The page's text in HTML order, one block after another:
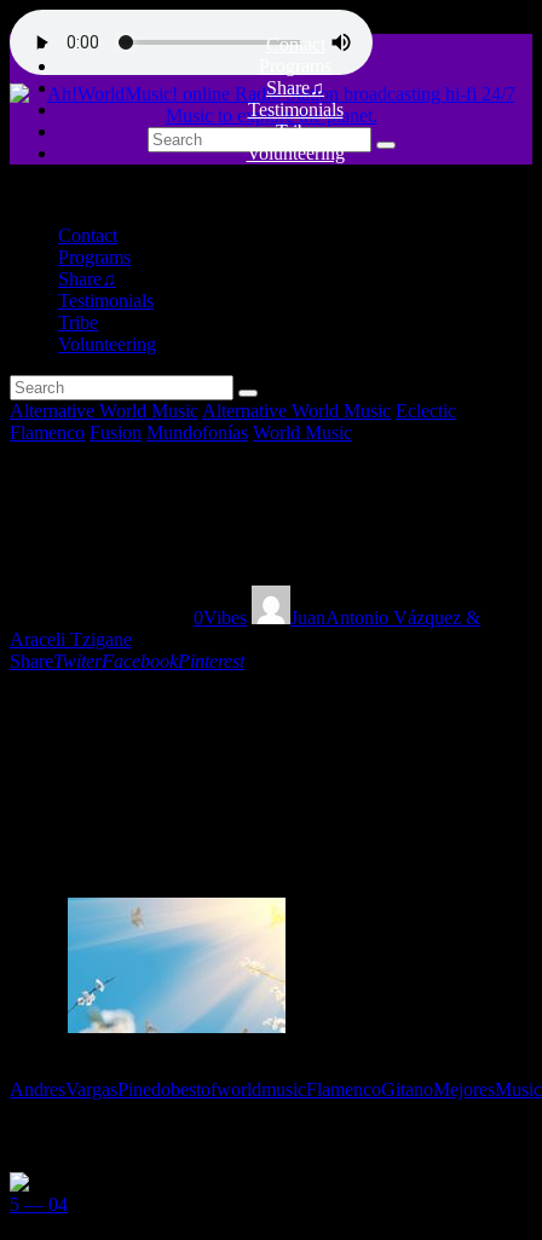
Contact
Share♫
Testimonials
Tribe
Volunteering
Contact
Programs
Share♫
Testimonials
Tribe
Volunteering
Alternative World Music Alternative World Music Eclectic
Flamenco Fusion Mundofonías World Music
0Vibes
JuanAntonio Vázquez &
Araceli Tzigane
ShareTwiterFacebookPinterest
AndresVargasPinedobestofworldmusicFlamencoGitano
5 — 04